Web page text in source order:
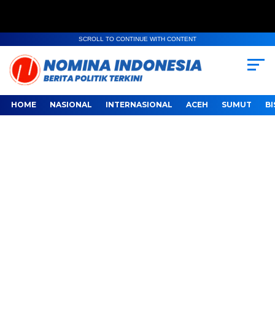
SCROLL TO CONTINUE WITH CONTENT
HOME NASIONAL INTERNASIONAL ACEH SUMUT